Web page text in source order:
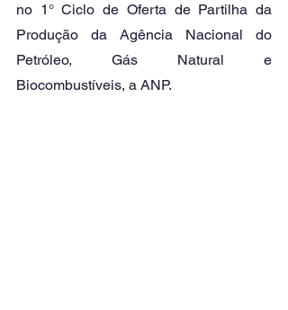
no 1° Ciclo de Oferta de Partilha da
Produção da Agência Nacional do
Petróleo, Gás Natural e
Biocombustíveis, a ANP.